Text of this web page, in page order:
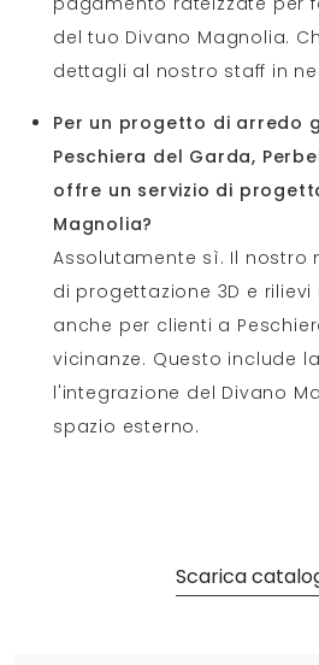
del tuo Divano Magnolia.
dettagli al nostro staff in
Per un progetto di arredo
Peschiera del Garda,
offre un servizio di
Magnolia?
Assolutamente sì. Il nostro
di progettazione 3D e rilievi
anche per clienti a
vicinanze. Questo include
l'integrazione del Divano
spazio esterno.
Scarica